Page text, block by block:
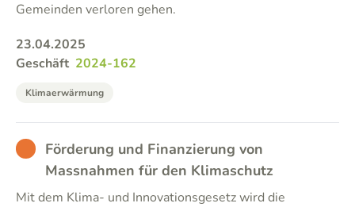
Gemeinden verloren gehen.
23.04.2025
Geschäft 2024-162
Klimaerwärmung
BAD Förderung und Finanzierung von
Massnahmen für den Klimaschutz
Mit dem Klima- und Innovationsgesetz wird die